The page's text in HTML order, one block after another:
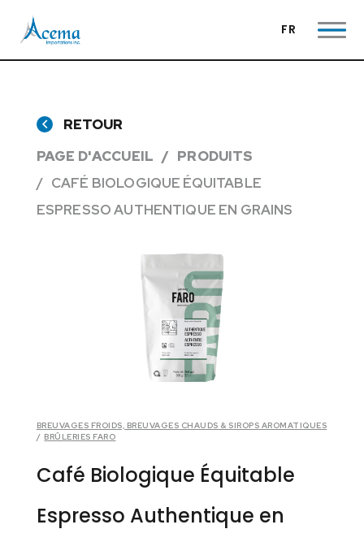
FR
RETOUR
PAGE D'ACCUEIL
PRODUITS
CAFÉ BIOLOGIQUE ÉQUITABLE
ESPRESSO AUTHENTIQUE EN GRAINS
BREUVAGES FROIDS, BREUVAGES CHAUDS & SIROPS AROMATIQUES
/ BRÛLERIES FARO
Café Biologique Équitable
Espresso Authentique en